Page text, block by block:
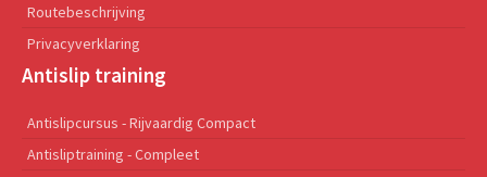
Routebeschrijving
Privacyverklaring
Antislip training
Antislipcursus - Rijvaardig Compact
Antisliptraining - Compleet